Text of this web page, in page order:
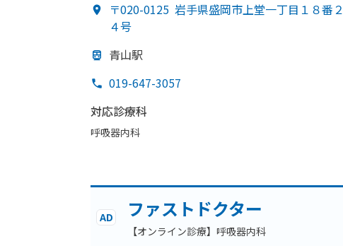
〒020-0125 岩手県盛岡市上堂一丁目１８番２
４号
青山駅
019-647-3057
対応診療科
呼吸器内科
AD ファストドクター
【オンライン診療】呼吸器内科